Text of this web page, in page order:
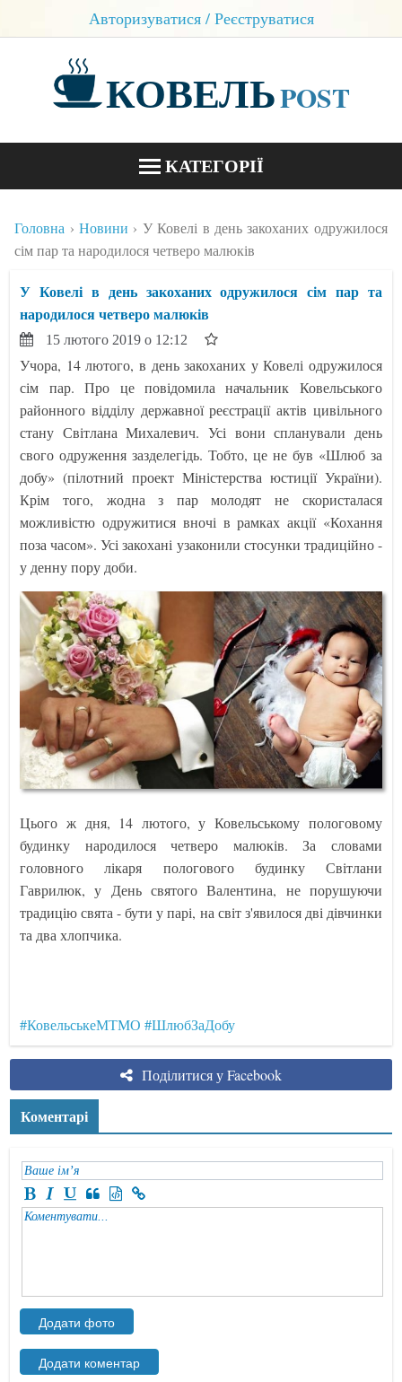
Авторизуватися / Реєструватися
КОВЕЛЬPOST
КАТЕГОРІЇ
БЛОГИ
Головна Новини
У Ковелі в день закоханих одружилося
сім пар та народилося четверо малюків
У Ковелі в день закоханих одружилося сім пар та
народилося четверо малюків
15 лютого 2019 о 12:12
Учора, 14 лютого, в день закоханих у Ковелі одружилося
сім пар. Про це повідомила начальник Ковельського
районного відділу державної реєстрації актів цивільного
стану Світлана Михалевич. Усі вони спланували день
свого одруження зазделегідь. Тобто, це не був «Шлюб за
добу» (пілотний проект Міністерства юстиції України).
Крім того, жодна з пар молодят не скористалася
можливістю одружитися вночі в рамках акції «Кохання
поза часом». Усі закохані узаконили стосунки традиційно -
у денну пору доби.
Цього ж дня, 14 лютого, у Ковельському пологовому
будинку народилося четверо малюків. За словами
головного лікаря пологового будинку Світлани
Гаврилюк, у День святого Валентина, не порушуючи
традицію свята - бути у парі, на світ з'явилося дві дівчинки
та два хлопчика.
#КовельськеМТМО #ШлюбЗаДобу
Поділитися у Facebook
Коментарі